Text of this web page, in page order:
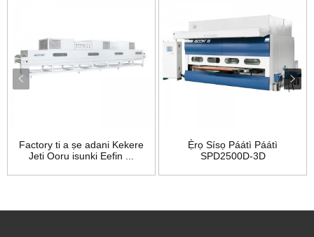
Factory ti a ṣe adani Kekere
Jeti Ooru isunki Eefin ...
Ẹ̀rọ Sísọ Páátì Páátì
SPD2500D-3D